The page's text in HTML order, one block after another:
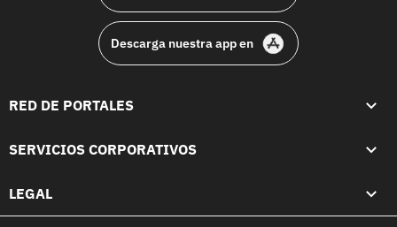
Descarga nuestra app en
RED DE PORTALES
SERVICIOS CORPORATIVOS
LEGAL